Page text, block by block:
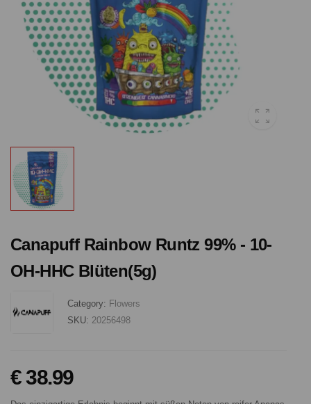
Canapuff Rainbow Runtz 99% - 10-
OH-HHC Blüten(5g)
Category: Flowers
SKU: 20256498
€ 38.99